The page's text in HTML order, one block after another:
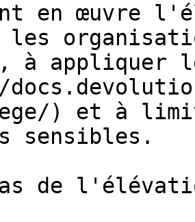
en œuvre
les
à appliquer
) et à
sensibles.
de